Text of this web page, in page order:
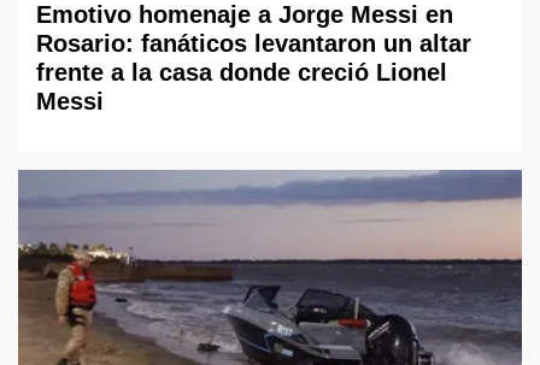
Emotivo homenaje a Jorge Messi en
Rosario: fanáticos levantaron un altar
frente a la casa donde creció Lionel
Messi